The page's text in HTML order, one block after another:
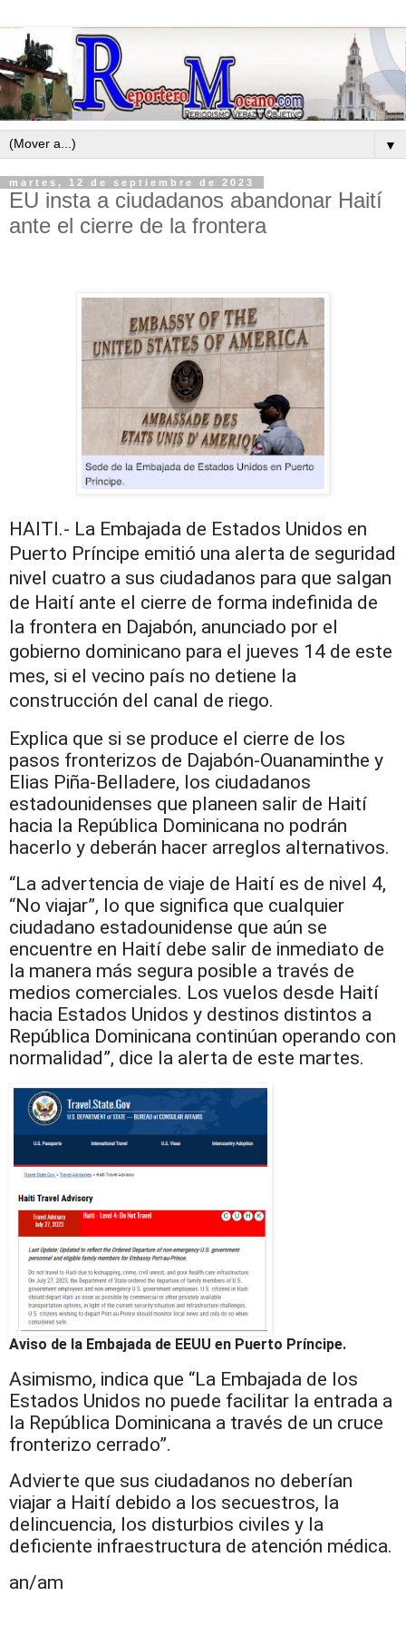
▼
martes, 12 de septiembre de 2023
EU insta a ciudadanos abandonar Haití
ante el cierre de la frontera
HAITI.- La Embajada de Estados Unidos en
Puerto Príncipe emitió una alerta de seguridad
nivel cuatro a sus ciudadanos para que salgan
de Haití ante el cierre de forma indefinida de
la frontera en Dajabón, anunciado por el
gobierno dominicano para el jueves 14 de este
mes, si el vecino país no detiene la
construcción del canal de riego.
Explica que si se produce el cierre de los
pasos fronterizos de Dajabón-Ouanaminthe y
Elias Piña-Belladere, los ciudadanos
estadounidenses que planeen salir de Haití
hacia la República Dominicana no podrán
hacerlo y deberán hacer arreglos alternativos.
“La advertencia de viaje de Haití es de nivel 4,
“No viajar”, lo que significa que cualquier
ciudadano estadounidense que aún se
encuentre en Haití debe salir de inmediato de
la manera más segura posible a través de
medios comerciales. Los vuelos desde Haití
hacia Estados Unidos y destinos distintos a
República Dominicana continúan operando con
normalidad”, dice la alerta de este martes.
Aviso de la Embajada de EEUU en Puerto Príncipe.
Asimismo, indica que “La Embajada de los
Estados Unidos no puede facilitar la entrada a
la República Dominicana a través de un cruce
fronterizo cerrado”.
Advierte que sus ciudadanos no deberían
viajar a Haití debido a los secuestros, la
delincuencia, los disturbios civiles y la
deficiente infraestructura de atención médica.
an/am